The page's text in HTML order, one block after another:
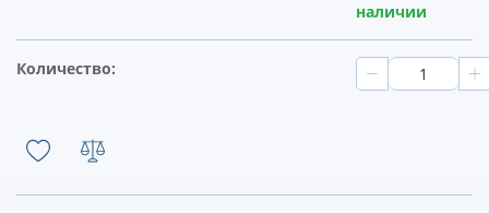
наличии
Количество: